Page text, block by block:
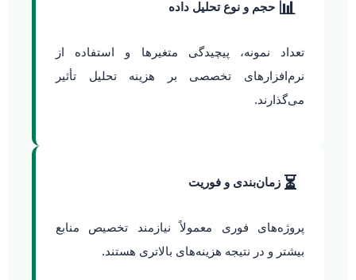
📊 حجم و نوع تحلیل داده
تعداد نمونه، پیچیدگی متغیرها و استفاده از
نرم‌افزارهای تخصصی بر هزینه تحلیل تأثیر
می‌گذارند.
⏳ زمان‌بندی و فوریت
پروژه‌های فوری معمولاً نیازمند تخصیص منابع
بیشتر و در نتیجه هزینه‌های بالاتری هستند.